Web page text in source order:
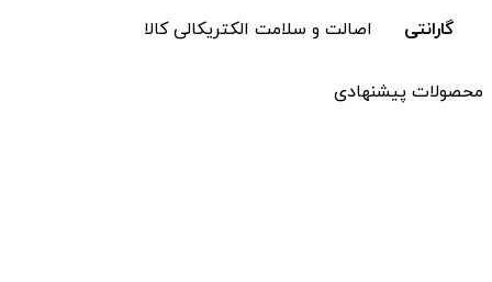
گارانتی اصالت و سلامت الکتریکالی کالا
محصولات پیشنهادی